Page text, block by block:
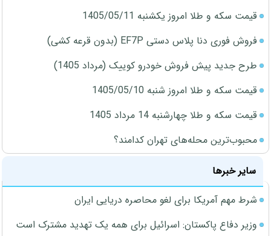
قیمت سکه و طلا امروز یکشنبه 1405/05/11
فروش فوری دنا پلاس دستی EF7P (بدون قرعه کشی)
طرح جدید پیش فروش خودرو کوییک (مرداد 1405)
قیمت سکه و طلا امروز شنبه 1405/05/10
قیمت سکه و طلا چهارشنبه 14 مرداد 1405
محبوب‌ترین محله‌های تهران کدامند؟
سایر خبرها
شرط مهم آمریکا برای لغو محاصره دریایی ایران
وزیر دفاع پاکستان: اسرائیل برای همه یک تهدید مشترک است